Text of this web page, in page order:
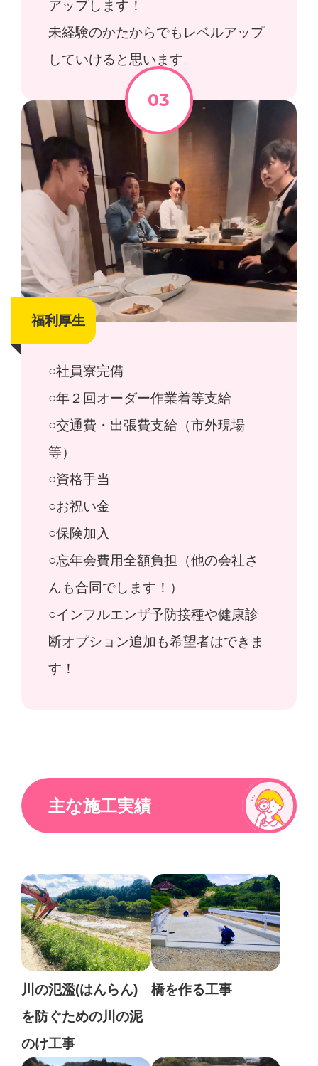
アップします！
未経験のかたからでもレベルアップ
していけると思います。
福利厚生
○社員寮完備
○年２回オーダー作業着等支給
○交通費・出張費支給（市外現場
等）
○資格手当
○お祝い金
○保険加入
○忘年会費用全額負担（他の会社さ
んも合同でします！）
○インフルエンザ予防接種や健康診
断オプション追加も希望者はできま
す！
主な施工実績
川の氾濫(はんらん)
を防ぐための川の泥
のけ工事
橋を作る工事